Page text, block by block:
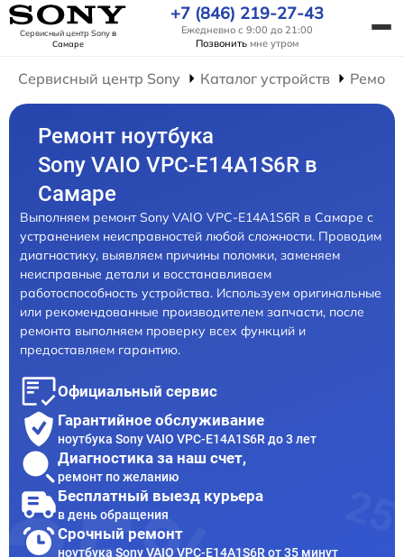
Сервисный центр Sonyв
Самаре
+7 (846) 219-27-43
Ежедневно с 9:00 до 21:00
Позвонить мне утром
Сервисный центр Sony Каталог устройств
Ремонт ноутбука
Sony VAIO VPC-E14A1S6R в
Самаре
Выполняем ремонт Sony VAIO VPC-E14A1S6R в Самаре с
устранением неисправностей любой сложности. Проводим
диагностику, выявляем причины поломки, заменяем
неисправные детали и восстанавливаем
работоспособность устройства. Используем оригинальные
или рекомендованные производителем запчасти, после
ремонта выполняем проверку всех функций и
предоставляем гарантию.
Официальный сервис
Гарантийное обслуживание
ноутбука Sony VAIO VPC-E14A1S6R до 3 лет
Диагностика за наш счет,
ремонт по желанию
Бесплатный выезд курьера
в день обращения
Срочный ремонт
ноутбука Sony VAIO VPC-E14A1S6R от 35 минут